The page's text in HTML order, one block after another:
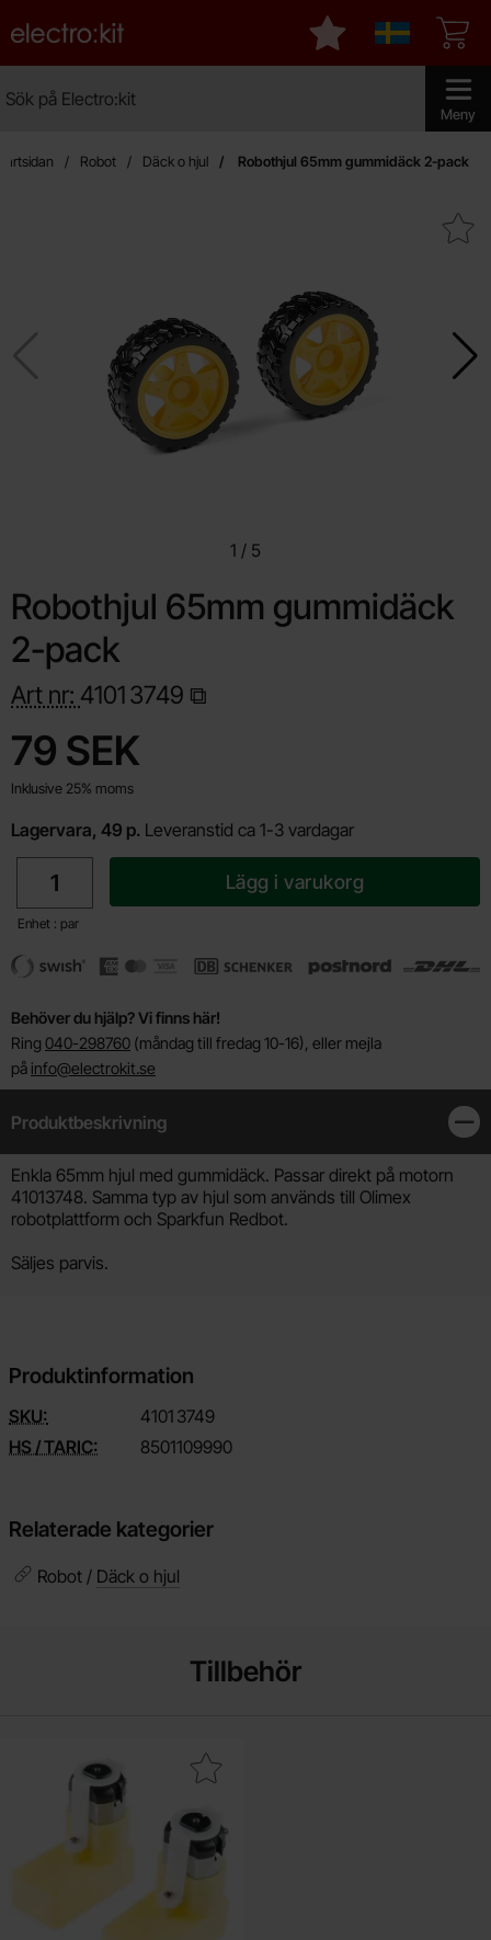
Meny
Startsidan för Electro:kit
Sverige
Mina favoriter
Robot Däck o hjul Robothjul 65mm gummidäck 2-pack
Makera robothjul 65mm
1 / 5
Robothjul 65mm gummidäck
2-pack
Art nr: 41013749
pris
79 SEK
Inklusive 25% moms
Lagervara, 49 p. Leveranstid ca 1-3 vardagar
Enhet : par
Lägg i varukorg
Behöver du hjälp? Vi finns här!
Ring 040-298760 (måndag till fredag 10-16), eller mejla
på info@electrokit.se
Produktbeskrivning
Produktbeskrivning
Enkla 65mm hjul med gummidäck. Passar direkt på motorn
41013748. Samma typ av hjul som används till Olimex
robotplattform och Sparkfun Redbot.
Säljes parvis.
Produktinformation
SKU: 4101 3749
HS / TARIC:
8501109990
Relaterade kategorier
Robot / Däck o hjul
Tillbehör
dC-motor med kuggväxel 1:48 65rpm 6V 2-pack som favorit